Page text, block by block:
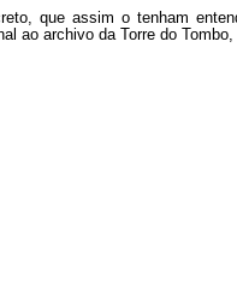
que assim o tenham
ao archivo da Torre do